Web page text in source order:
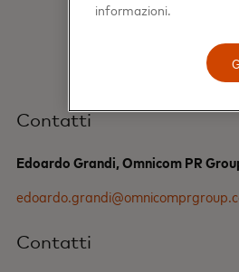
Contatti
Edoardo Grandi, Omnicom PR
Contatti
informazioni.